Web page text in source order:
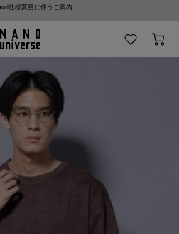
仕様変更に伴うご案内
NANO
universe